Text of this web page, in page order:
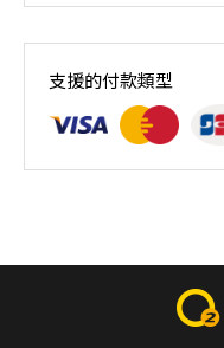
本課程主要針對選手或
訓練、影片分析 初學者
支援的付款類型